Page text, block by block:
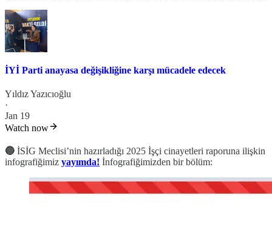
İYİ Parti anayasa değişikliğine karşı mücadele edecek
Yıldız Yazıcıoğlu
·
Jan 19
Watch now
🔵 İSİG Meclisi’nin hazırladığı 2025 İşçi cinayetleri raporuna ilişkin
infografiğimiz yayımda! İnfografiğimizden bir bölüm: